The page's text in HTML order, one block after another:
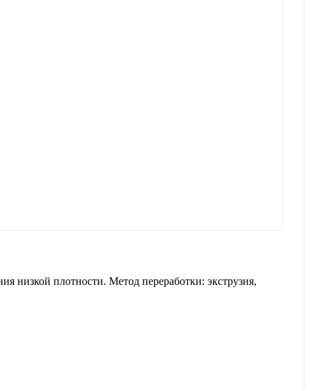
низкой плотности. Метод переработки: экструзия,